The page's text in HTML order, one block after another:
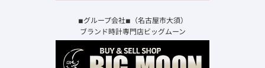
◾︎グループ会社◾︎（名古屋市大須）
ブランド時計専門店ビッグムーン